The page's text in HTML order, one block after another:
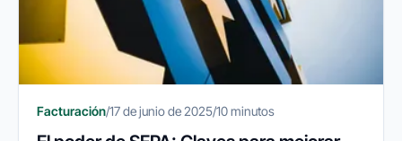
Facturación/17 de junio de 2025/10 minutos